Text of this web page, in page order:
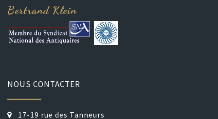
Bertrand Klein
NOUS CONTACTER
17-19 rue des Tanneurs